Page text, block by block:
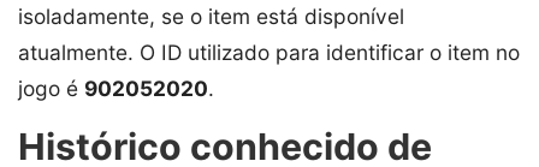
isoladamente, se o item está disponível
atualmente. O ID utilizado para identificar o item no
jogo é 902052020.
Histórico conhecido de